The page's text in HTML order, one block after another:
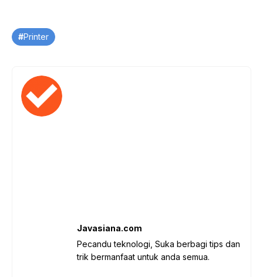
TagPrinter
Javasiana.com
Pecandu teknologi, Suka berbagi tips dan
trik bermanfaat untuk anda semua.